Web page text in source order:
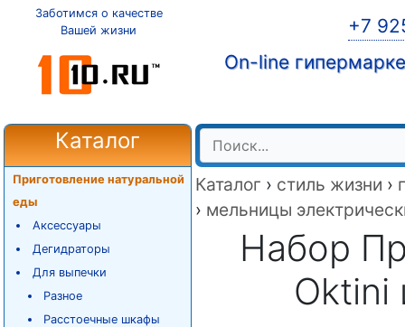
Заботимся о качестве
Вашей жизни
+7
On-line
Каталог
Приготовление натуральной
еды
Аксессуары
Дегидраторы
Для выпечки
Разное
Расстоечные шкафы
Каталог › стиль жизни ›
› мельницы
Набор
Oktini